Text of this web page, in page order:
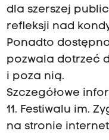
dla szerszej
refleksji nad
Ponadto
pozwala dotrzeć
i poza nią.
Szczegółowe
11. Festiwalu im.
na stronie